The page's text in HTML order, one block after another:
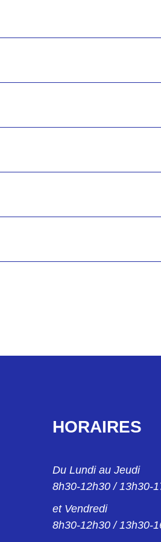
HORAIRES
Du Lundi au Jeudi
8h30-12h30 / 13h30-
et Vendredi
8h30-12h30 / 13h30-